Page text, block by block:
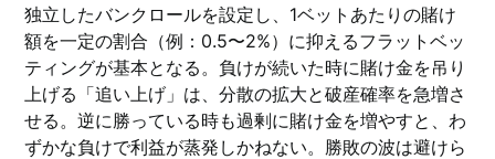
独立したバンクロールを設定し、1ベットあたりの賭け
額を一定の割合（例：0.5〜2%）に抑えるフラットベッ
ティングが基本となる。負けが続いた時に賭け金を吊り
上げる「追い上げ」は、分散の拡大と破産確率を急増さ
せる。逆に勝っている時も過剰に賭け金を増やすと、わ
ずかな負けで利益が蒸発しかねない。勝敗の波は避けら